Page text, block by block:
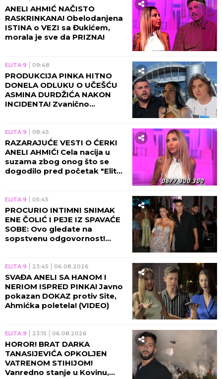
ANELI AHMIĆ NAČISTO
RASKRINKANA! Obelodanjena
ISTINA o VEZI sa Đukićem,
morala je sve da PRIZNA!
ELITA 9 09:48
PRODUKCIJA PINKA HITNO
DONELA ODLUKU O UČEŠĆU
ASMINA DURDŽIĆA NAKON
INCIDENTA! Zvanično
pripravnosti!
ELITA 9 08:45
RAZARAJUĆE VESTI O ĆERKI
ANELI AHMIĆ! Cela nacija u
suzama zbog onog što se
dogodilo pred početak "Elite
ELITA 9 05:45
PROCURIO INTIMNI SNIMAK
ENE ČOLIĆ I PEJE IZ SPAVAĆE
SOBE: Ovo gledate na
sopstvenu odgovornost!
ELITA 9 23:45 06.08.2026
SVAĐA ANELI SA HANOM I
NERIOM ISPRED PINKA! Javno
pokazan DOKAZ protiv Site,
Ahmićka poletela! (VIDEO)
ELITA 9 23:15 06.08.2026
HOROR! BRAT DARKA
TANASIJEVIĆA OPKOLJEN
VATRENOM STIHIJOM!
Vanredno stanje u Kovinu,